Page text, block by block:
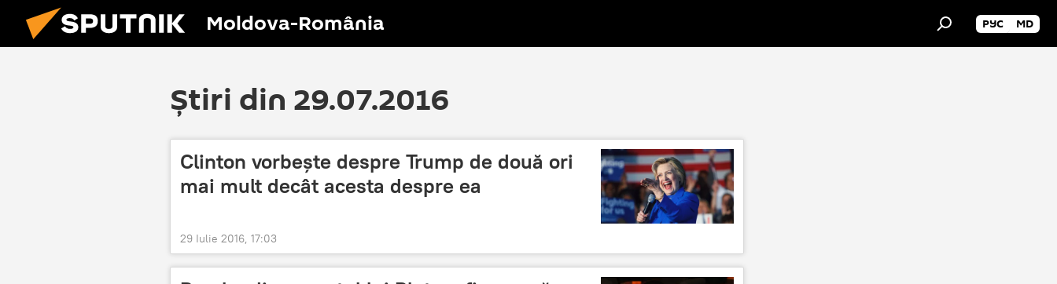
Moldova-România РУС MD
Știri din 29.07.2016
Clinton vorbește despre Trump de două ori
mai mult decât acesta despre ea
29 Iulie 2016, 17:03